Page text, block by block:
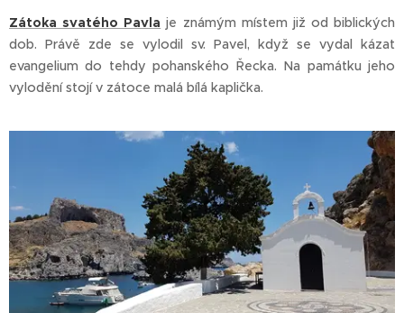
Zátoka svatého Pavla je známým místem již od biblických
dob. Právě zde se vylodil sv. Pavel, když se vydal kázat
evangelium do tehdy pohanského Řecka. Na památku jeho
vylodění stojí v zátoce malá bílá kaplička.